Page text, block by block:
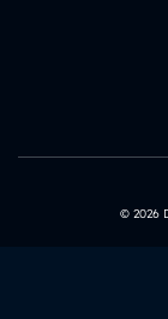
© 2026